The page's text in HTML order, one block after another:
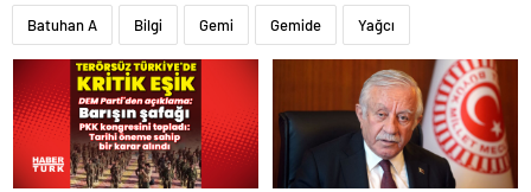
Batuhan A Bilgi Gemi Gemide Yağcı